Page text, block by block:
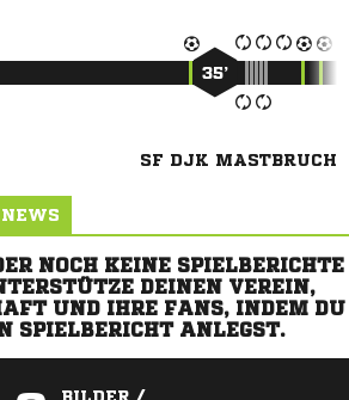
35’
SF DJK MASTBRUCH
NOCH KEINE SPIELBERICHTE
DEINEN VEREIN,
UND IHRE FANS, INDEM DU
SPIELBERICHT ANLEGST.
BILDER /